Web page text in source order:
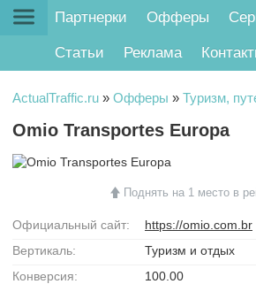
Партнерки Офферы
Статьи Реклама
ActualTraffic.ru » Офферы » Туризм,
Omio Transportes Europa
Поднять на 1 место в
Официальный сайт:
https://omio.com.br
Вертикаль:
Туризм и отдых
Конверсия:
100.00